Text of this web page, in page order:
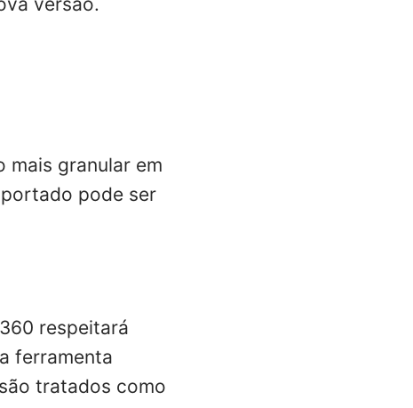
mais granular em
pode ser
respeitará
ferramenta
tratados como